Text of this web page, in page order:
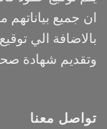
ان جميع بياناتهم
بالاضافة الي
وتقديم شهادة
تواصل معنا